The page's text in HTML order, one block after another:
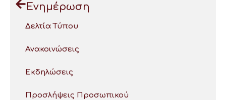
Ενημέρωση
Δελτία Τύπου
Ανακοινώσεις
Εκδηλώσεις
Προσλήψεις Προσωπικού